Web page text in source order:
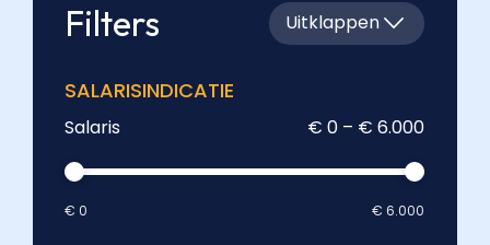
Filters
Uitklappen
SALARISINDICATIE
Salaris € 0 – € 6.000
€ 0 € 6.000